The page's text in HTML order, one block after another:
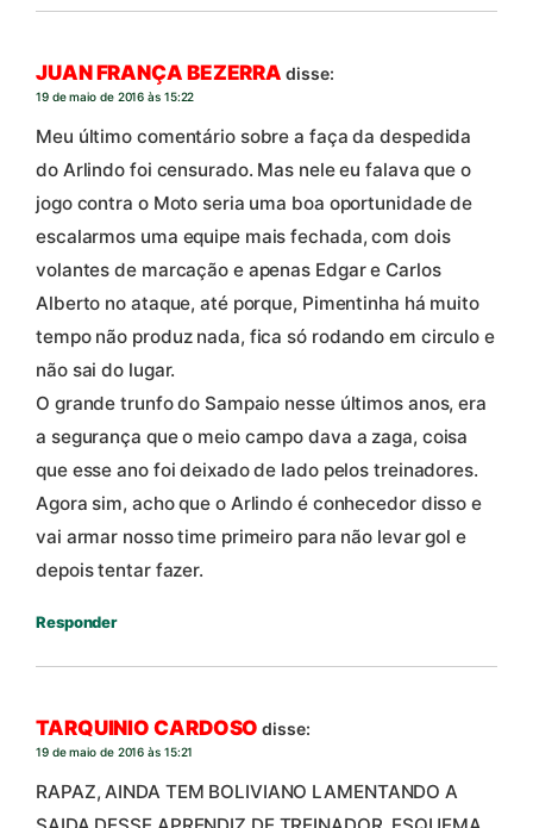
JUAN FRANÇA BEZERRA disse:
19 de maio de 2016 às 15:22
Meu último comentário sobre a faça da despedida
do Arlindo foi censurado. Mas nele eu falava que o
jogo contra o Moto seria uma boa oportunidade de
escalarmos uma equipe mais fechada, com dois
volantes de marcação e apenas Edgar e Carlos
Alberto no ataque, até porque, Pimentinha há muito
tempo não produz nada, fica só rodando em circulo e
não sai do lugar.
O grande trunfo do Sampaio nesse últimos anos, era
a segurança que o meio campo dava a zaga, coisa
que esse ano foi deixado de lado pelos treinadores.
Agora sim, acho que o Arlindo é conhecedor disso e
vai armar nosso time primeiro para não levar gol e
depois tentar fazer.
Responder
TARQUINIO CARDOSO disse:
19 de maio de 2016 às 15:21
RAPAZ, AINDA TEM BOLIVIANO LAMENTANDO A